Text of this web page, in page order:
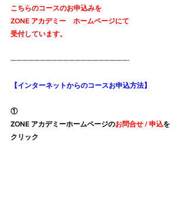
こちらのコースのお申込みを
ZONE アカデミー　ホームページにて
受付しています。
————————————————————-
【インターネットからのコースお申込方法】
①
ZONE アカデミーホームページのお問合せ / 申込を
クリック